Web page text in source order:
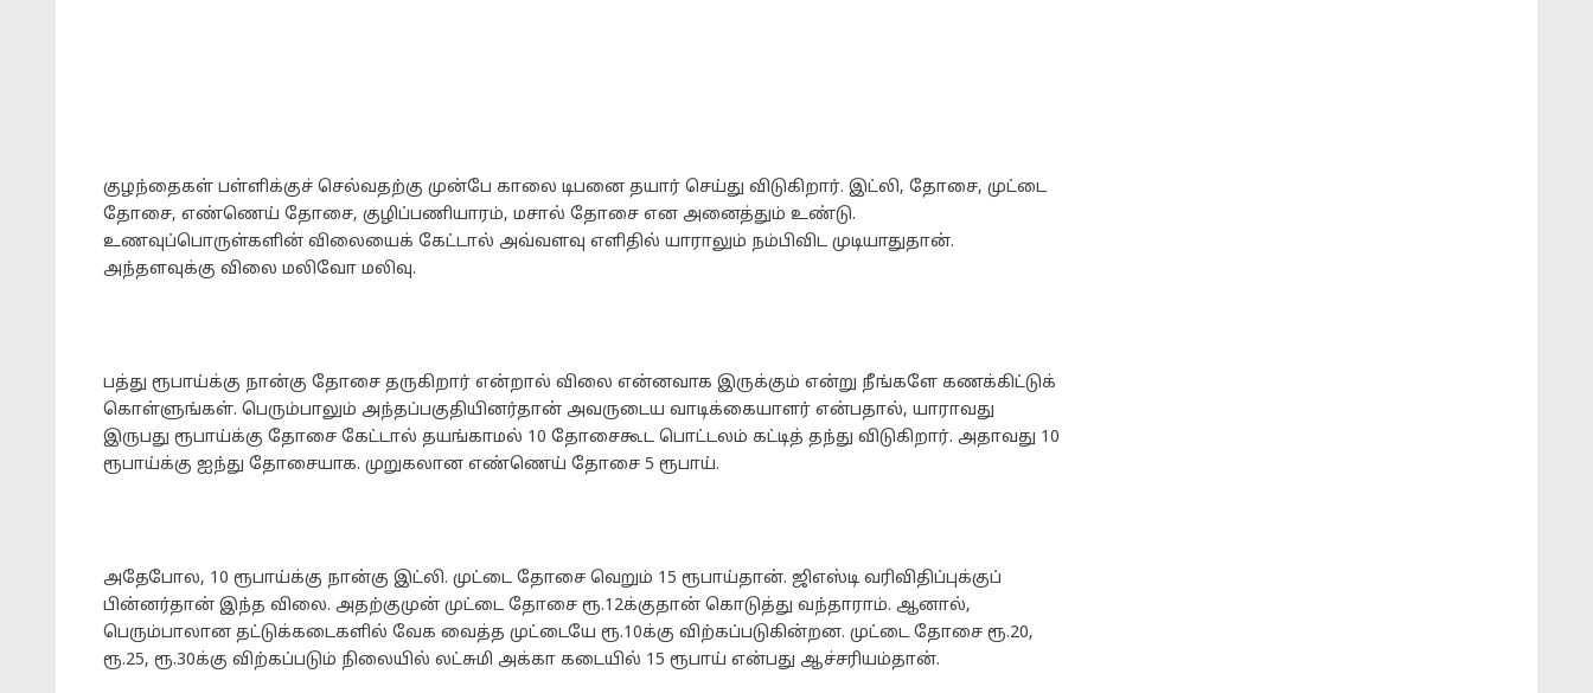
குழந்தைகள் பள்ளிக்குச் செல்வதற்கு முன்பே காலை டிபனை தயார் செய்து விடுகிறார். இட்லி, தோசை, முட்டை
தோசை, எண்ணெய் தோசை, குழிப்பணியாரம், மசால் தோசை என அனைத்தும் உண்டு.
உணவுப்பொருள்களின் விலையைக் கேட்டால் அவ்வளவு எளிதில் யாராலும் நம்பிவிட முடியாதுதான்.
அந்தளவுக்கு விலை மலிவோ மலிவு.
பத்து ரூபாய்க்கு நான்கு தோசை தருகிறார் என்றால் விலை என்னவாக இருக்கும் என்று நீங்களே கணக்கிட்டுக்
கொள்ளுங்கள். பெரும்பாலும் அந்தப்பகுதியினர்தான் அவருடைய வாடிக்கையாளர் என்பதால், யாராவது
இருபது ரூபாய்க்கு தோசை கேட்டால் தயங்காமல் 10 தோசைகூட பொட்டலம் கட்டித் தந்து விடுகிறார். அதாவது 10
ரூபாய்க்கு ஐந்து தோசையாக. முறுகலான எண்ணெய் தோசை 5 ரூபாய்.
அதேபோல, 10 ரூபாய்க்கு நான்கு இட்லி. முட்டை தோசை வெறும் 15 ரூபாய்தான். ஜிஎஸ்டி வரிவிதிப்புக்குப்
பின்னர்தான் இந்த விலை. அதற்குமுன் முட்டை தோசை ரூ.12க்குதான் கொடுத்து வந்தாராம். ஆனால்,
பெரும்பாலான தட்டுக்கடைகளில் வேக வைத்த முட்டையே ரூ.10க்கு விற்கப்படுகின்றன. முட்டை தோசை ரூ.20,
ரூ.25, ரூ.30க்கு விற்கப்படும் நிலையில் லட்சுமி அக்கா கடையில் 15 ரூபாய் என்பது ஆச்சரியம்தான்.